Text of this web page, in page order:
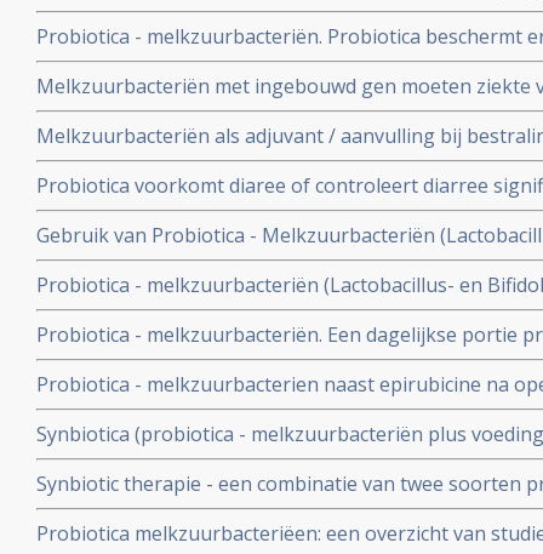
melkzuurbacteriën - in versterken immuunsysteem bij
geplaatst februari 2004
Probiotica - melkzuurbacteriën. Probiotica beschermt
beademingsmachine tegen ontwikkelen van
Zweedse studie. Artikel geplaatst 8 maart 2008.
Melkzuurbacteriën met ingebouwd gen moeten ziekte
genezen aldus nieuwe proef in AMC. Artikel geplaatst
Melkzuurbacteriën als adjuvant / aanvulling bij
Probiotica voorkomt diaree of controleert diarree
ontstaan door antibioticagebruik blijkt uit grote
Gebruik van Probiotica - Melkzuurbacteriën
reduceert het ziekteverzuim door maag- en
gerandomiseerde placebo gecontroleerde studie bij 262
Probiotica - melkzuurbacteriën (Lactobacillus- en
de aanpak en vernietiging van de Helicobactor Pylori
tot 90%, zelfs bij patienten die resistent waren voor
Probiotica - melkzuurbacteriën. Een dagelijkse portie
de kans op leverkanker, blijkt uit een
geplaatst 3 juni 2006.
Probiotica - melkzuurbacterien naast epirubicine na
significant meer driejaars ziektevrije overlevingen.
Synbiotica (probiotica - melkzuurbacteriën plus
aanmerkelijk minder infecties na leveroperatie.19
procent in controlegroep aldus gerandomiseerde
Synbiotic therapie - een combinatie van twee soorten
positief helend effect bij het bestrijden van ziekte van
gerandomiseerde studies
Probiotica melkzuurbacteriëen: een overzicht van